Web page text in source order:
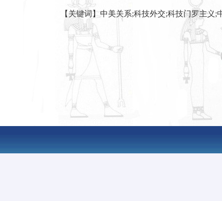
【关键词】 中美关系;科技外交;科技门罗主义 ;